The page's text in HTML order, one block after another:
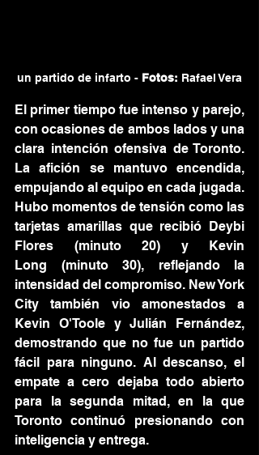
un partido de infarto - Fotos: Rafael Vera
El primer tiempo fue intenso y parejo,
con ocasiones de ambos lados y una
clara intención ofensiva de Toronto.
La afición se mantuvo encendida,
empujando al equipo en cada jugada.
Hubo momentos de tensión como las
tarjetas amarillas que recibió Deybi
Flores (minuto 20) y Kevin
Long (minuto 30), reflejando la
intensidad del compromiso. New York
City también vio amonestados a
Kevin O'Toole y Julián Fernández,
demostrando que no fue un partido
fácil para ninguno. Al descanso, el
empate a cero dejaba todo abierto
para la segunda mitad, en la que
Toronto continuó presionando con
inteligencia y entrega.